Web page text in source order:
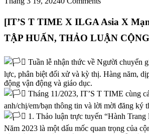
[IT’S T TIME X ILGA Asia X
TẬP HUẤN, THẢO LUẬN
Tuần lễ nhận thức về Người chuyển
lực, phân biệt đối xử và kỳ thị. Hàng năm,
động vận động và giáo dục.
Tháng 11/2023, IT’S T TIME cùng
anh/chị/em/bạn thông tin và lời mời đăng ký
1. Thảo luận trực tuyến “Hành
Năm 2023 là một dấu mốc quan trọng của